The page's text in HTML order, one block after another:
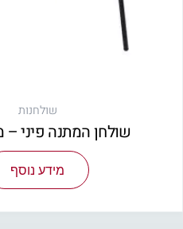
שולחנות
שולחן המתנה פיני –
מידע נוסף